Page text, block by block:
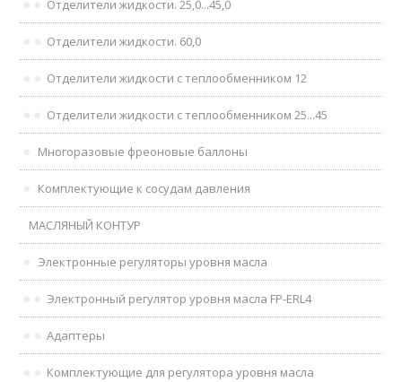
Отделители жидкости. 25,0...45,0
Отделители жидкости. 60,0
Отделители жидкости с теплообменником 12
Отделители жидкости с теплообменником 25...45
Многоразовые фреоновые баллоны
Комплектующие к сосудам давления
МАСЛЯНЫЙ КОНТУР
Электронные регуляторы уровня масла
Электронный регулятор уровня масла FP-ERL4
Адаптеры
Комплектующие для регулятора уровня масла